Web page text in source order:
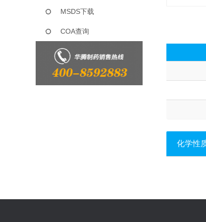
MSDS下载
COA查询
化学性